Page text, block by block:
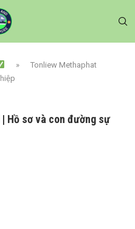
»
Tonliew Methaphat
Hồ sơ và con đường sự